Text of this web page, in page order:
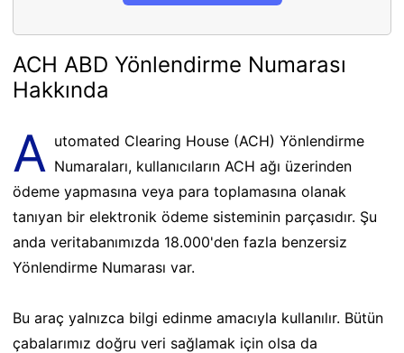
ACH ABD Yönlendirme Numarası
Hakkında
A utomated Clearing House (ACH) Yönlendirme
Numaraları, kullanıcıların ACH ağı üzerinden
ödeme yapmasına veya para toplamasına olanak
tanıyan bir elektronik ödeme sisteminin parçasıdır. Şu
anda veritabanımızda 18.000'den fazla benzersiz
Yönlendirme Numarası var.
Bu araç yalnızca bilgi edinme amacıyla kullanılır. Bütün
çabalarımız doğru veri sağlamak için olsa da